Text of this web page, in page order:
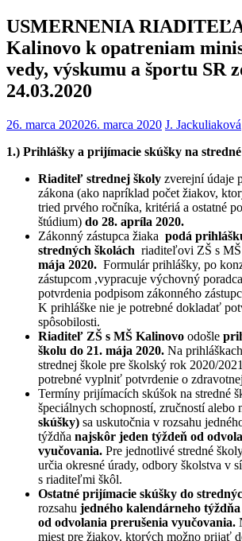
USMERNENIA
Kalinovo k opatreniam
vedy, výskumu a športu SR
24.03.2020
26. marca 202026. marca 2020 J. Jackuliaková
1.) Prihlášky a prijímacie skúšky na
Riaditeľ strednej školy zverejní údaje
zákona (ako napríklad počet žiakov,
tried prvého ročníka, kritériá a ostatné
štúdium) do 28. apríla 2020.
Zákonný zástupca žiaka podá
stredných školách riaditeľovi ZŠ s
mája 2020. Formulár prihlášky, po
zástupcom ,vypracuje výchovný
potvrdenia podpisom zákonného
K prihláške nie je potrebné dokladať
spôsobilosti.
Riaditeľ ZŠ s MŠ Kalinovo odošle
školu do 21. mája 2020. Na
strednej škole pre školský rok 2020/
potrebné vyplniť potvrdenie o
Termíny prijímacích skúšok na stredné
špeciálnych schopností, zručností alebo
skúšky) sa uskutočnia v rozsahu
týždňa najskôr jeden týždeň od
vyučovania. Pre jednotlivé stredné
určia okresné úrady, odbory školstva v
s riaditeľmi škôl.
Ostatné prijímacie skúšky do
rozsahu jedného kalendárneho
od odvolania prerušenia vyučovania.
miest pre žiakov, ktorých možno prijať